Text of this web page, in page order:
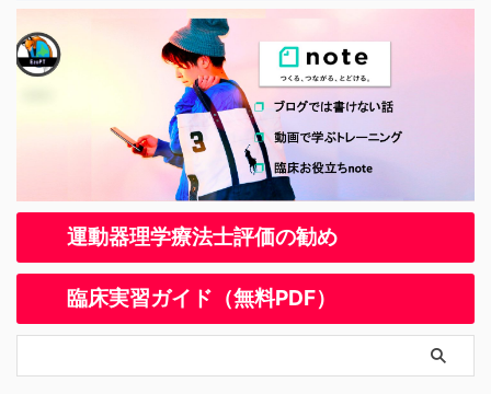
運動器理学療法士評価の勧め
臨床実習ガイド（無料PDF）